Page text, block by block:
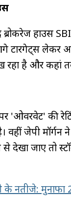
हाउस
टारगेट्स
रहा है और कहां
'ओवरवेट' की
वहीं जेपी
से देखा जाए तो
के नतीजे: